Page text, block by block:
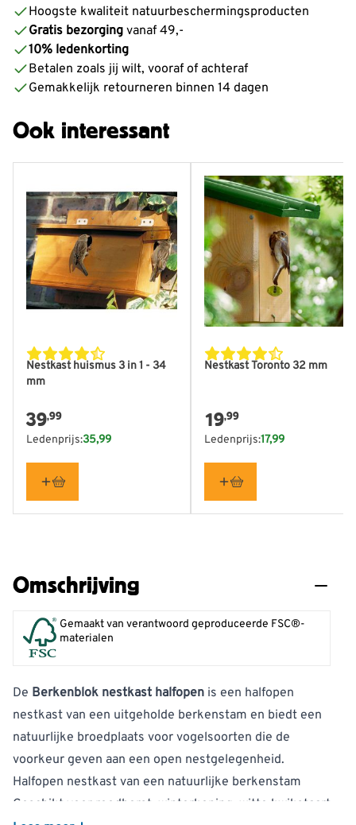
Hoogste kwaliteit natuurbeschermingsproducten
Gratis bezorging vanaf 49,-
10% ledenkorting
Betalen zoals jij wilt, vooraf of achteraf
Gemakkelijk retourneren binnen 14 dagen
Ook interessant
Nestkast huismus 3 in 1 - 34
mm
39,99
Ledenprijs:35,99
Nestkast Toronto 32 mm
19,99
Ledenprijs:17,99
Omschrijving
Gemaakt van verantwoord geproduceerde FSC®-
materialen
De Berkenblok nestkast halfopen is een halfopen
nestkast van een uitgeholde berkenstam en biedt een
natuurlijke broedplaats voor vogelsoorten die de
voorkeur geven aan een open nestgelegenheid.
Halfopen nestkast van een natuurlijke berkenstam
Geschikt voor roodborst, winterkoning, witte kwikstaart